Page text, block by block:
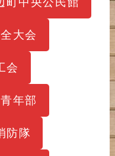
大会
会
年部
防隊